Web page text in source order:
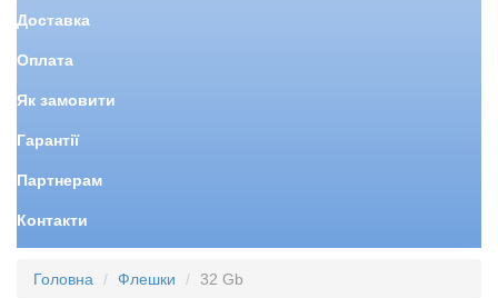
Доставка
Оплата
Як замовити
Гарантії
Партнерам
Контакти
Головна Флешки 32 Gb